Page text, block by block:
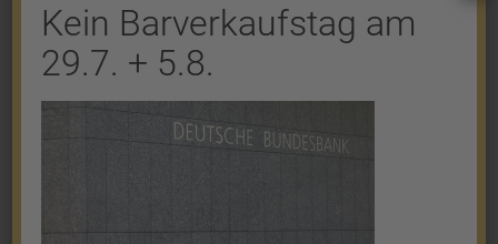
Shop
Granalien
Kein Barverkaufstag am
29.7. + 5.8.